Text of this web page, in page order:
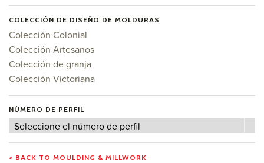
COLECCIÓN DE DISEÑO DE MOLDURAS
Colección Colonial
Colección Artesanos
Colección de granja
Colección Victoriana
NÚMERO DE PERFIL
Número
perfil
Seleccione el número de perfil
< BACK TO MOULDING & MILLWORK